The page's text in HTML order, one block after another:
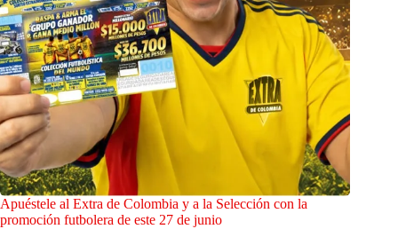
Apuéstele al Extra de Colombia y a la Selección con la
promoción futbolera de este 27 de junio